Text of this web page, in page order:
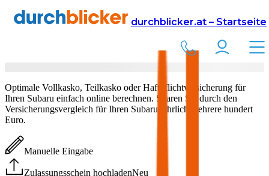
durchblicker.at – Startseite
Versicherung Autoversicherung
Versicherung vergleichen & abschließen
Optimale Vollkasko, Teilkasko oder Haftpflichtversicherung für
Ihren Subaru einfach online berechnen. Sparen Sie durch den
Versicherungsvergleich für Ihren Subaru jährlich mehrere hundert
Euro.
Manuelle Eingabe
Zulassungsschein hochladenNeu